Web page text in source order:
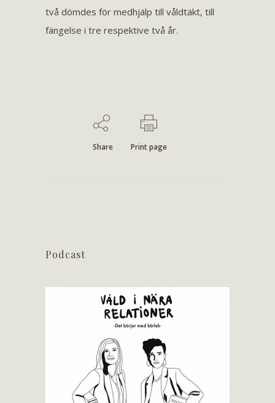
två dömdes för medhjälp till våldtäkt, till
fängelse i tre respektive två år.
Share Print page
Podcast